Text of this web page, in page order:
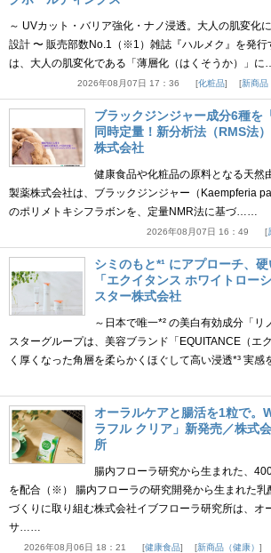
～ UVカット・バリア強化・ナノ浸透。大人の肌変化
設計 〜 販売部数No.1（※1）雑誌『ハルメク』を発行
は、大人の肌変化である「薄層化（はくそうか）」に
2026年08月07日 17：36 化粧品 新商品
ブラックジンジャー成分6種を
同時定量！新分析法（RMS法
株式会社
健康食品や化粧品の原料となる天然
製薬株式会社は、ブラックジンジャー（Kaempferia
のポリメトキシフラボンを、定量NMR法に基づ……
2026年08月07日 16：49
シミのもと*¹ にアプローチ、
「エクイタンス ホワイトロー
スター株式会社
～日本で唯一*² の美白有効成分「リ
スターグループは、美容ブランド「EQUITANCE（エ
く厚くなった角層を柔らかくほぐして高い浸透*³ 実感
オーラルケアと腸活を1粒で。
ラフル クリア」新発売／株式
所
腸内フローラ研究から生まれた、
を配合（※） 腸内フローラの研究開発から生まれた
づくりに取り組む株式会社イブフローラ研究所は、オ
サ……
2026年08月06日 18：21 健康食品 新商品（健康）